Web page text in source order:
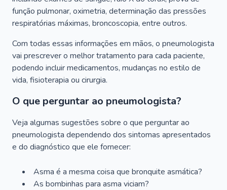
função pulmonar, oximetria, determinação das pressões
respiratórias máximas, broncoscopia, entre outros.
Com todas essas informações em mãos, o pneumologista
vai prescrever o melhor tratamento para cada paciente,
podendo incluir medicamentos, mudanças no estilo de
vida, fisioterapia ou cirurgia.
O que perguntar ao pneumologista?
Veja algumas sugestões sobre o que perguntar ao
pneumologista dependendo dos sintomas apresentados
e do diagnóstico que ele fornecer:
Asma é a mesma coisa que bronquite asmática?
As bombinhas para asma viciam?